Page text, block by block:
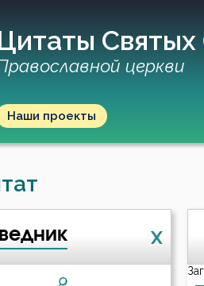
Святых
церкви
Наши проекты
X